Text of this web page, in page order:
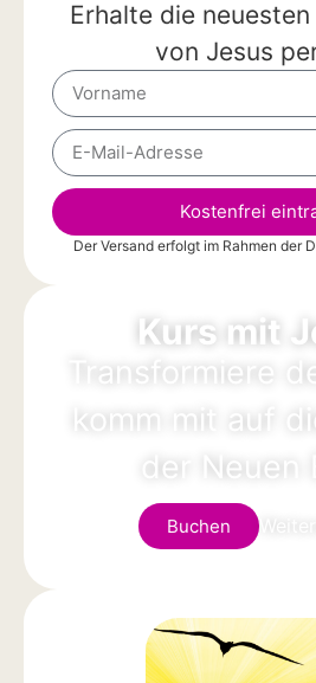
Erhalte die
von Jesus
Kostenfrei
Alternative:
Der Versand erfolgt im Rahmen der
Kurs mit
Transformiere
komm mit auf
der Neuen
Buchen